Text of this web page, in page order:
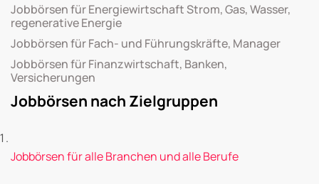
Jobbörsen für Energiewirtschaft Strom, Gas, Wasser,
regenerative Energie
Jobbörsen für Fach- und Führungskräfte, Manager
Jobbörsen für Finanzwirtschaft, Banken,
Versicherungen
Jobbörsen nach Zielgruppen
Jobbörsen für alle Branchen und alle Berufe